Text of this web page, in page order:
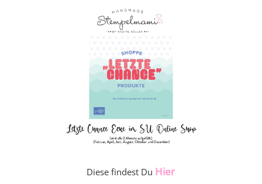
Diese findest Du Hier